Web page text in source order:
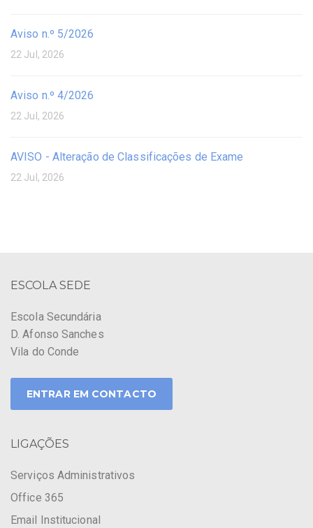
Aviso n.º 5/2026
22 Jul, 2026
Aviso n.º 4/2026
22 Jul, 2026
AVISO - Alteração de Classificações de Exame
22 Jul, 2026
ESCOLA SEDE
Escola Secundária
D. Afonso Sanches
Vila do Conde
ENTRAR EM CONTACTO
LIGAÇÕES
Serviços Administrativos
Office 365
Email Institucional